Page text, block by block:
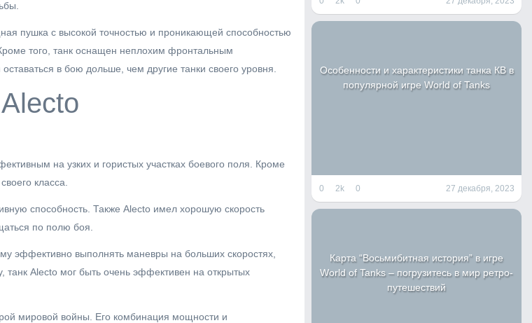
пушка с высокой точностью и проникающей способностью
того, танк оснащен неплохим фронтальным
в бою дольше, чем другие танки своего уровня.
на узких и гористых участках боевого поля. Кроме
класса.
способность. Также Alecto имел хорошую скорость
по полю боя.
эффективно выполнять маневры на больших скоростях,
танк Alecto мог быть очень эффективен на открытых
мировой войны. Его комбинация мощности и
Особенности и характеристики танка КВ в
популярной игре World of Tanks
0 2k 0 27 декабря, 2023
Карта “Восьмибитная история” в игре
World of Tanks – погрузитесь в мир ретро-
путешествий